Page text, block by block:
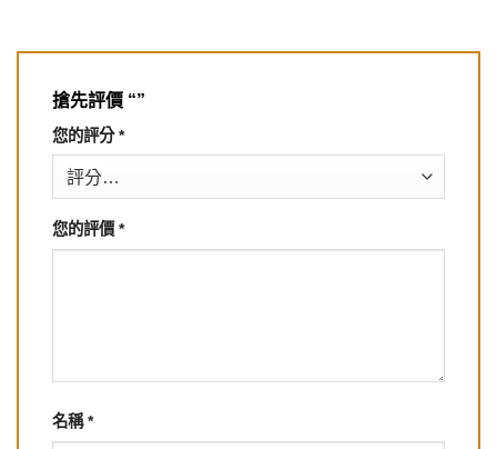
搶先評價 “”
您的評分*
您的評價 *
名稱*